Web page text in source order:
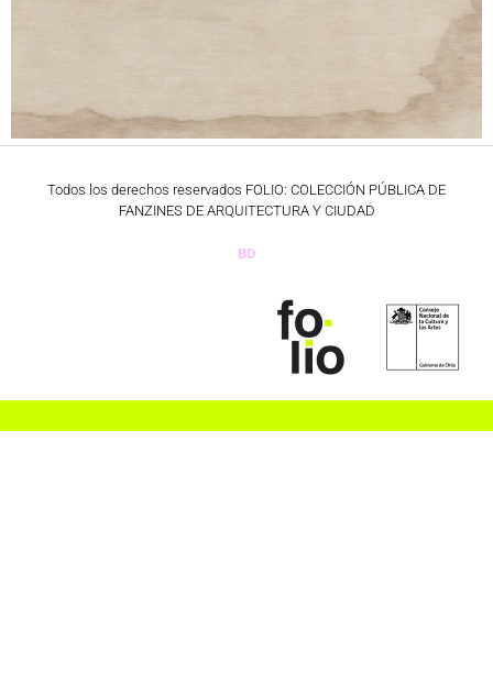
Todos los derechos reservados FOLIO: COLECCIÓN PÚBLICA DE
FANZINES DE ARQUITECTURA Y CIUDAD
BD